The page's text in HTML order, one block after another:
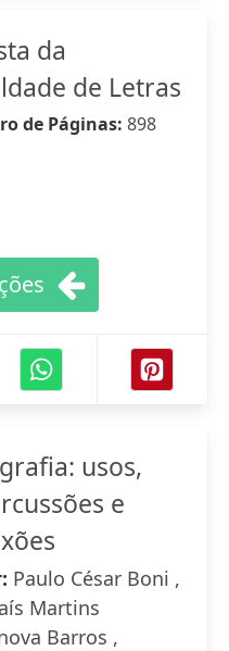
da
de Letras
de Páginas: 898
usos,
e
Paulo César Boni ,
Martins
Barros ,